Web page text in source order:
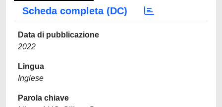
Scheda completa (DC)
Data di pubblicazione
2022
Lingua
Inglese
Parola chiave